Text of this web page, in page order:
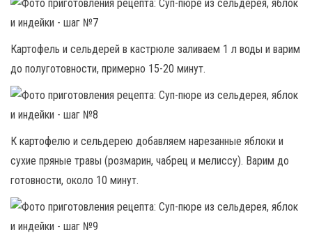
Картофель и сельдерей в кастрюле заливаем 1 л воды и варим
до полуготовности, примерно 15-20 минут.
К картофелю и сельдерею добавляем нарезанные яблоки и
сухие пряные травы (розмарин, чабрец и мелиссу). Варим до
готовности, около 10 минут.